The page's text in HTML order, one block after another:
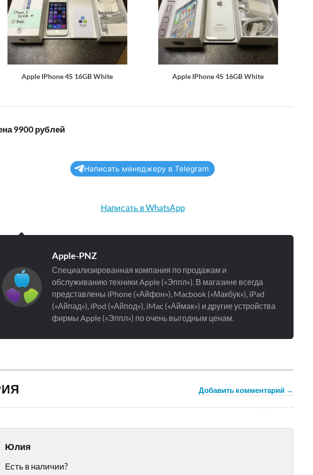
Apple IPhone 4S 16GB White Apple IPhone 4S 16GB White
9900 рублей
Написать менеджеру в Telegram
Написать в WhatsApp
Apple-PNZ
Специализированная компания по продажам и
обслуживанию техники Apple («Эппл»). В магазине всегда
представлены iPhone («Айфон»), Macbook («Макбук»), iPad
(«Айпад»), iPod («Айпод»), iMac («Аймак») и другие устройства
фирмы Apple («Эппл») по очень выгодным ценам.
Добавить комментарий →
Юлия
Есть в наличии?